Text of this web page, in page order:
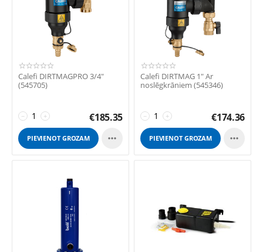
Calefi DIRTMAGPRO 3/4"
(545705)
+
− €185.35
PIEVIENOT GROZAM 
Calefi DIRTMAG 1" Ar
noslēgkrāniem (545346)
+
− €174.36
PIEVIENOT GROZAM 